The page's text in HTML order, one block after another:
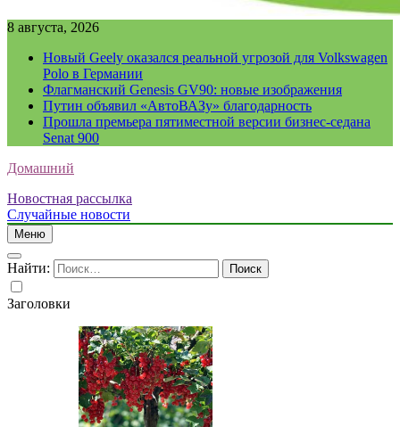
8 августа, 2026
Новый Geely оказался реальной угрозой для Volkswagen
Polo в Германии
Флагманский Genesis GV90: новые изображения
Путин объявил «АвтоВАЗу» благодарность
Прошла премьера пятиместной версии бизнес-седана
Senat 900
Домашний
Новостная рассылка
Случайные новости
Меню
Найти:
Заголовки